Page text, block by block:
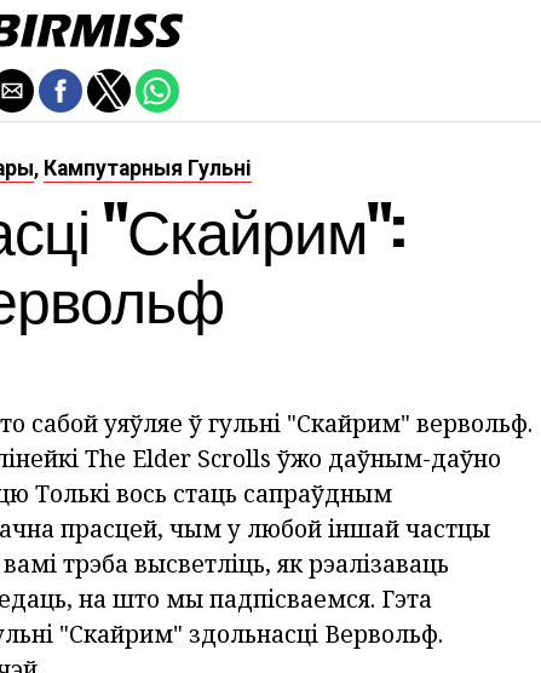
, Кампутарныя Гульні
"Скайрим":
сабой уяўляе ў гульні "Скайрим" вервольф.
The Elder Scrolls ўжо даўным-даўно
Толькі вось стаць сапраўдным
прасцей, чым у любой іншай частцы
трэба высветліць, як рэалізаваць
на што мы падпісваемся. Гэта
"Скайрим" здольнасці Вервольф.